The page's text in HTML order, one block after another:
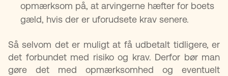
opmærksom på, at arvingerne hæfter for boets
gæld, hvis der er uforudsete krav senere.
Så selvom det er muligt at få udbetalt tidligere, er
det forbundet med risiko og krav. Derfor bør man
gøre det med opmærksomhed og eventuelt